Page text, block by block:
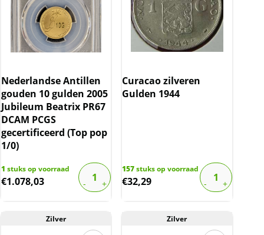
Nederlandse Antillen
gouden 10 gulden 2005
Jubileum Beatrix PR67
DCAM PCGS
gecertificeerd (Top pop
1/0)
1 stuks op voorraad
€1.078,03
Curacao zilveren
Gulden 1944
157stuks op voorraad
€32,29
Zilver Zilver